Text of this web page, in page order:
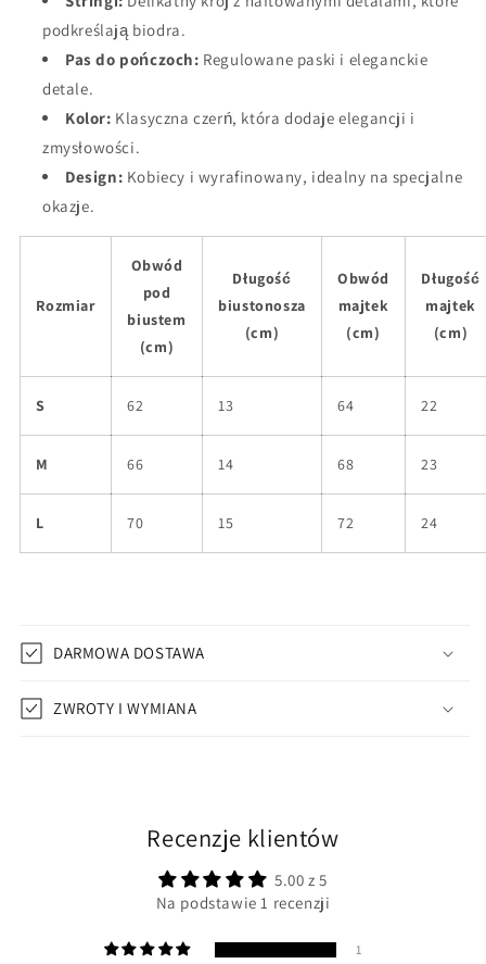
podkreślają biodra.
Pas do pończoch: Regulowane paski i eleganckie
detale.
Kolor: Klasyczna czerń, która dodaje elegancji i
zmysłowości.
Design: Kobiecy i wyrafinowany, idealny na specjalne
okazje.
Rozmiar
Obwód
pod
biustem
(cm)
Długość
biustonosza
(cm)
Obwód
majtek
(cm)
Długość
majtek
(cm)
S 62 13 64 22
M 66 14 68 23
L 70 15 72 24
DARMOWA DOSTAWA
ZWROTY I WYMIANA
Recenzje klientów
5.00 z 5
Na podstawie 1 recenzji
1